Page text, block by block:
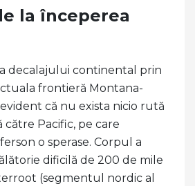
la începerea
decalajului continental prin
frontieră Montana-
că nu exista nicio rută
Pacific, pe care
o sperase. Corpul a
dificilă de 200 de mile
(segmentul nordic al